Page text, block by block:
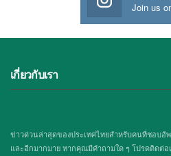
Join us
เกี่ยวกับเรา
ข่าวด่วนล่าสุดของประเทศไทยสำหรับคนที่ชอบอัพ
และอีกมากมาย หากคุณมีคำถามใด ๆ โปรดติดต่อ